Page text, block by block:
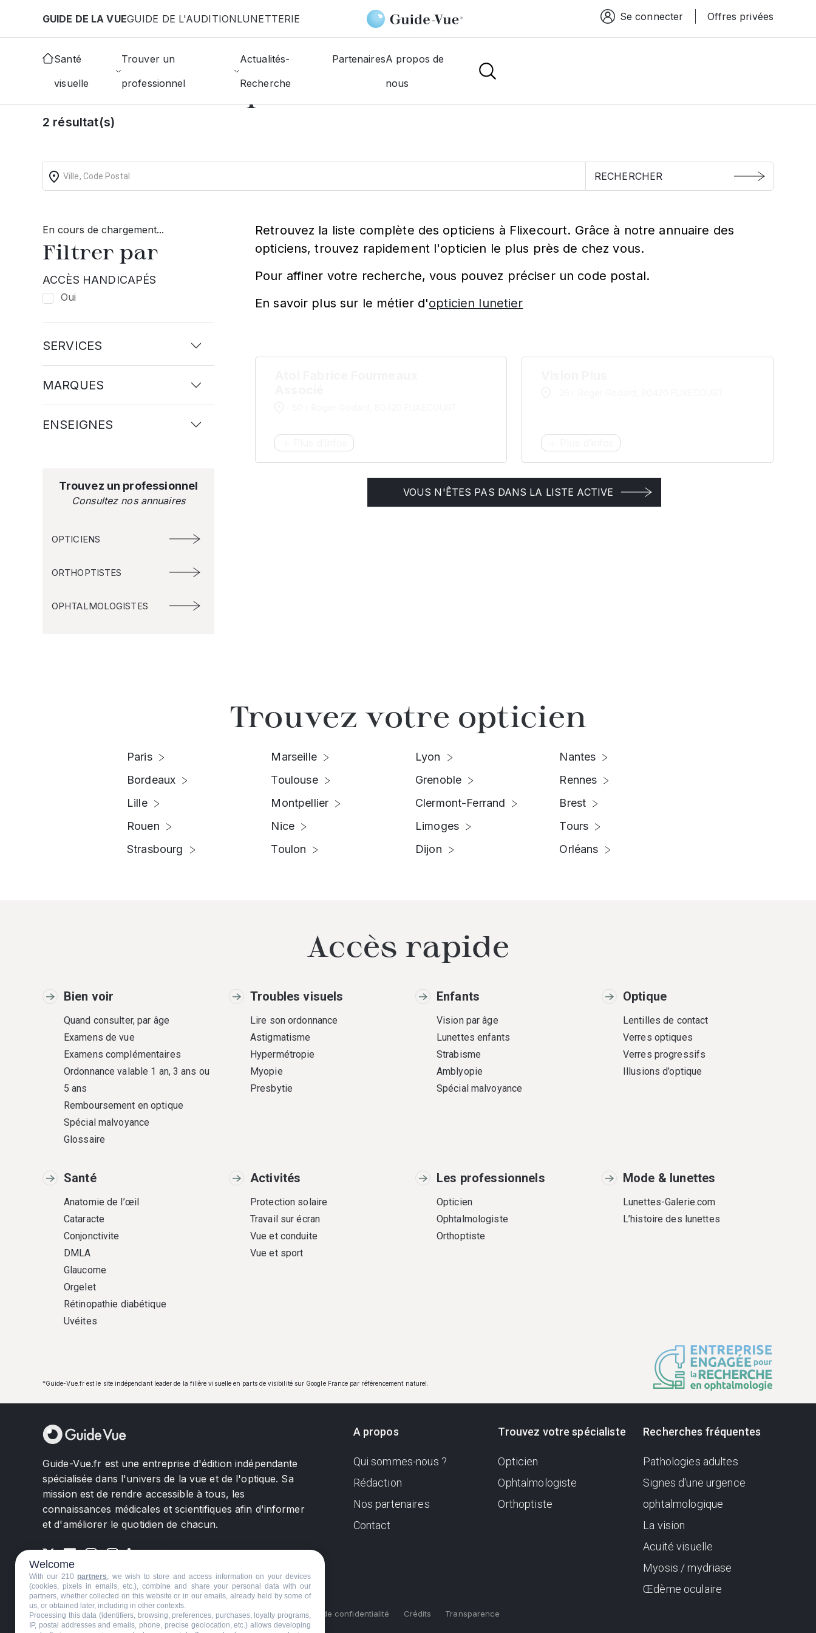
GUIDE DE LA VUEGUIDE DE L'AUDITIONLUNETTERIE Espace connexion
Se connecter Offres privées
Santé
visuelle
Trouver un
professionnel
Actualités-
Recherche
PartenairesA propos de
nous
Accueil Choisir mon opticien Flixecourt
Trouvez un opticien àFlixecourt
2 résultat(s)
En cours de chargement...
Filtrer par
ACCÈS HANDICAPÉS
Oui
SERVICES
MARQUES
ENSEIGNES
Trouvez un professionnel
Consultez nos annuaires
OPTICIENS
ORTHOPTISTES
OPHTALMOLOGISTES
Retrouvez la liste complète des opticiens à Flixecourt. Grâce à notre annuaire des
opticiens, trouvez rapidement l'opticien le plus près de chez vous.
Pour affiner votre recherche, vous pouvez préciser un code postal.
En savoir plus sur le métier d'opticien lunetier
VOUS N'ÊTES PAS DANS LA LISTE ACTIVE
Trouvez votre opticien
Paris
Bordeaux
Lille
Rouen
Strasbourg
Marseille
Toulouse
Montpellier
Nice
Toulon
Lyon
Grenoble
Clermont-Ferrand
Limoges
Dijon
Nantes
Rennes
Brest
Tours
Orléans
Accès rapide
Bien voir
Quand consulter, par âge
Examens de vue
Examens complémentaires
Ordonnance valable 1 an, 3 ans ou
5 ans
Remboursement en optique
Spécial malvoyance
Glossaire
Troubles visuels
Lire son ordonnance
Astigmatisme
Hypermétropie
Myopie
Presbytie
Enfants
Vision par âge
Lunettes enfants
Strabisme
Amblyopie
Spécial malvoyance
Optique
Lentilles de contact
Verres optiques
Verres progressifs
Illusions d’optique
Santé
Anatomie de l’œil
Cataracte
Conjonctivite
DMLA
Glaucome
Orgelet
Rétinopathie diabétique
Uvéites
Activités
Protection solaire
Travail sur écran
Vue et conduite
Vue et sport
Les professionnels
Opticien
Ophtalmologiste
Orthoptiste
Mode & lunettes
Lunettes-Galerie.com
L’histoire des lunettes
*Guide-Vue.fr est le site indépendant leader de la filière visuelle en parts de visibilité sur Google France par référencement naturel.
Guide-Vue.fr est une entreprise d'édition indépendante
spécialisée dans l'univers de la vue et de l'optique. Sa
mission est de rendre accessible à tous, les
connaissances médicales et scientifiques afin d'informer
et d'améliorer le quotidien de chacun.
A propos
Qui sommes-nous ?
Rédaction
Nos partenaires
Contact
Trouvez votre spécialiste
Opticien
Ophtalmologiste
Orthoptiste
Recherches fréquentes
Pathologies adultes
Signes d'une urgence
ophtalmologique
La vision
Acuité visuelle
Myosis / mydriase
Œdème oculaire
©GuideVue2024 Charte d'utilisation Mentions légales Politique de confidentialité Crédits Transparence
Welcome
With our 210 partners, we wish to store and access information on your devices
(cookies, pixels in emails, etc.), combine and share your personal data with our
partners, whether collected on this website or in our emails, already held by some of
us, or obtained later, including in other contexts.
Processing this data (identifiers, browsing, preferences, purchases, loyalty programs,
IP, postal addresses and emails, phone, precise geolocation, etc.) allows developing